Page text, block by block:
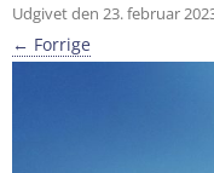
Udgivet den 23. februar
← Forrige